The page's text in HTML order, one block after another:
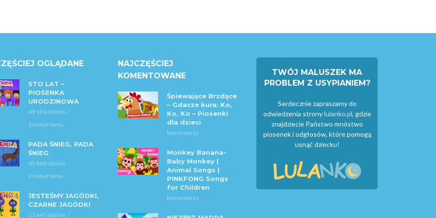
OGLĄDANE
STO LAT –
PIOSENKA
URODZINOWA
49 124 odsłon
1 minut temu
PADA ŚNIEG, PADA
ŚNIEG
45 868 odsłon
2 minut temu
JESTEŚMY JAGÓDKI,
CZARNE JAGÓDKI
31 647 odsłon
NAJCZĘŚCIEJ
KOMENTOWANE
Śpiewające Brzdące
– Gdacze kura: Ko,
Ko, Ko – Piosenki
dla dzieci
komentarzy
Monkey Banana-
Baby Monkey |
Animal Songs |
PINKFONG Songs
for Children
komentarzy
TWÓJ MALUSZEK MA
PROBLEM Z USYPIANIEM?
Serdecznie zapraszamy do
odwiedzenia stronylulanko.pl, gdzie
znajdziecie Państwo mnóstwo
piosenek i odgłosów, które pomogą
usnąć dziecku!